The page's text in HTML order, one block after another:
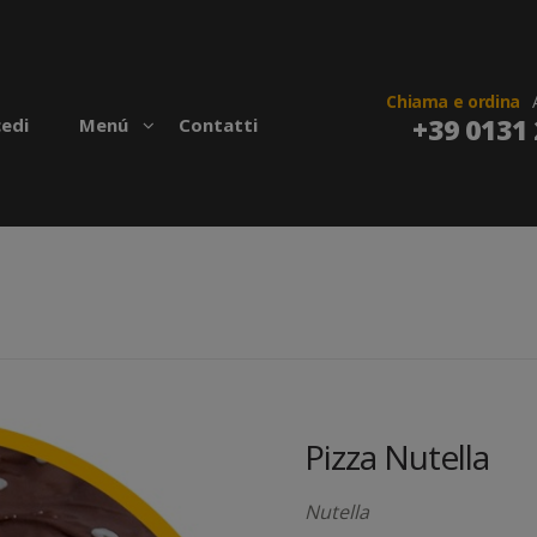
Menú Contatti
Chiama e ordina
+39 0131
Pizza Nutella
Nutella